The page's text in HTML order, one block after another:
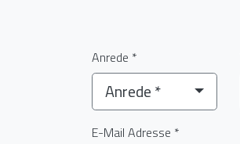
Anrede *
Anrede *
E-Mail Adresse *